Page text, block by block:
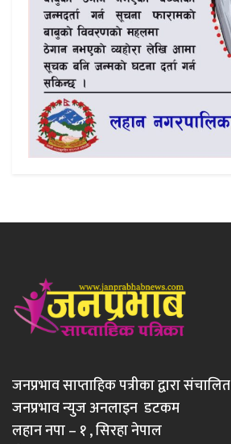
जनप्रभाव साप्ताहिक पत्रीका द्वारा संचालित
जनप्रभाव न्युज अनलाइन डटकम
लहान नपा – १ , सिरहा नेपाल